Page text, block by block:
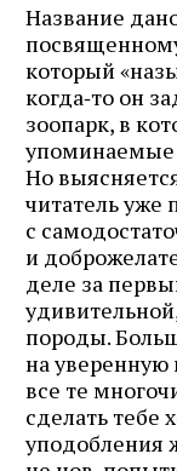
Название
который
когда‑то он
зоопарк, в
упоминаемые
Но
читатель уже
с
и
деле за
породы.
на уверенную
все те
сделать тебе
уподобления
Подпишитесь на
самые